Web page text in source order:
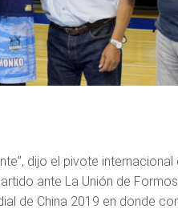
dijo el pivote internacional
ante La Unión de
de China 2019 en donde